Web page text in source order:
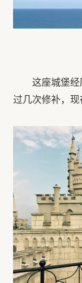
这座城堡
过几次修补，现